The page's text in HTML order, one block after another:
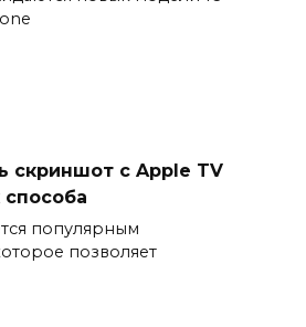
скриншот с Apple TV
популярным
позволяет